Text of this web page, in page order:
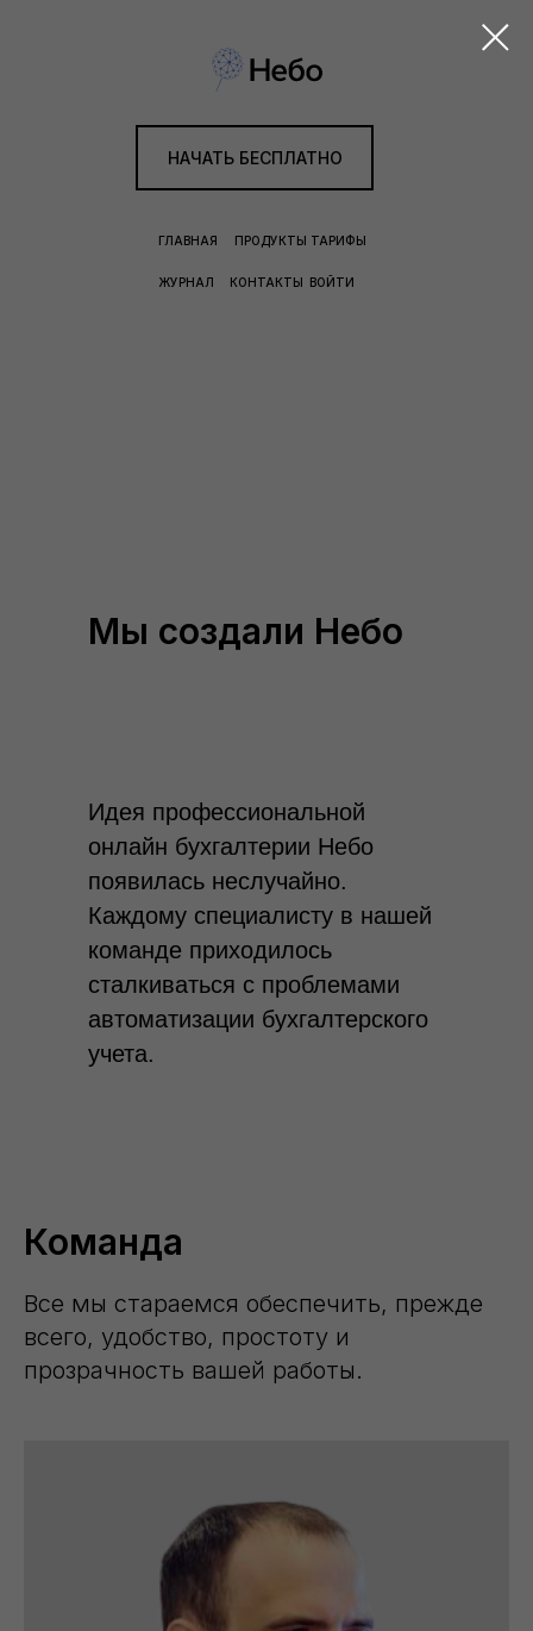
НАЧАТЬ БЕСПЛАТНО
ВОЙТИ
ЖУРНАЛ
ТАРИФЫ
КОНТАКТЫ
ПРОДУКТЫ
ГЛАВНАЯ
Мы создали Небо
Идея профессиональной
онлайн бухгалтерии Небо
появилась неслучайно.
Каждому специалисту в нашей
команде приходилось
сталкиваться с проблемами
автоматизации бухгалтерского
учета.
Команда
Все мы стараемся обеспечить, прежде
всего, удобство, простоту и
прозрачность вашей работы.